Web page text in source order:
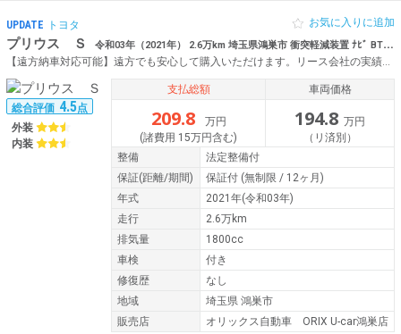
UPDATE トヨタ
プリウス Ｓ 令和03年（2021年） 2.6万km 埼玉県鴻巣市 衝突軽減装置 ﾅﾋﾞ BT Bｶﾒﾗ ETC ｺｰﾅｰｾﾝｻｰ
お気に入りに追加
総合評価 4.5点
外装
内装
支払総額
209.8
万円
(諸費用 15万円含む)
車両価格
194.8 万円
（リ済別）
整備
法定整備付
保証(距離/期間) 保証付 (無制限 / 12ヶ月)
年式
2021年(令和03年)
走行
2.6万km
排気量
1800cc
車検
付き
修復歴
なし
地域
埼玉県 鴻巣市
販売店
オリックス自動車 ORIX U-car鴻巣店